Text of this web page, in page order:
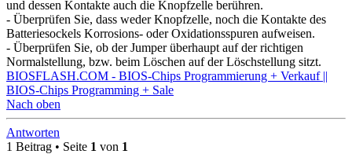
und dessen Kontakte auch die Knopfzelle berühren.
- Überprüfen Sie, dass weder Knopfzelle, noch die Kontakte des
Batteriesockels Korrosions- oder Oxidationsspuren aufweisen.
- Überprüfen Sie, ob der Jumper überhaupt auf der richtigen
Normalstellung, bzw. beim Löschen auf der Löschstellung sitzt.
BIOSFLASH.COM - BIOS-Chips Programmierung + Verkauf ||
BIOS-Chips Programming + Sale
Nach oben
Antworten
1 Beitrag • Seite 1 von 1